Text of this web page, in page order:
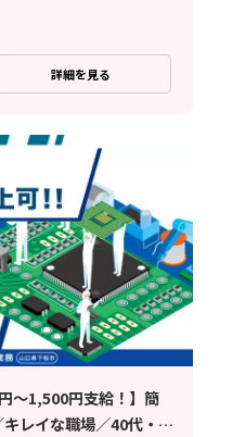
詳細を見る
～1,500円支給！】簡
レイな職場／40代・